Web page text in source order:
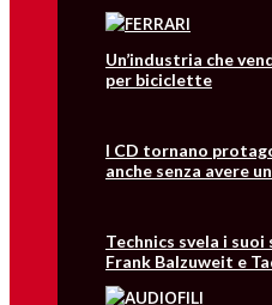
Un’industria che
per biciclette
I CD tornano
anche senza avere
Technics svela i
Frank Balzuweit e